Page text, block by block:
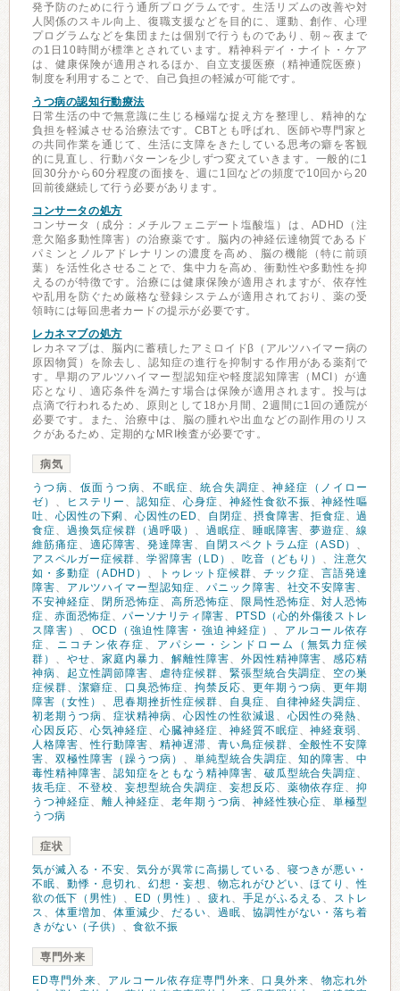
発予防のために行う通所プログラムです。生活リズムの改善や対
人関係のスキル向上、復職支援などを目的に、運動、創作、心理
プログラムなどを集団または個別で行うものであり、朝～夜まで
の1日10時間が標準とされています。精神科デイ・ナイト・ケア
は、健康保険が適用されるほか、自立支援医療（精神通院医療）
制度を利用することで、自己負担の軽減が可能です。
うつ病の認知行動療法
日常生活の中で無意識に生じる極端な捉え方を整理し、精神的な
負担を軽減させる治療法です。CBTとも呼ばれ、医師や専門家と
の共同作業を通じて、生活に支障をきたしている思考の癖を客観
的に見直し、行動パターンを少しずつ変えていきます。一般的に1
回30分から60分程度の面接を、週に1回などの頻度で10回から20
回前後継続して行う必要があります。
コンサータの処方
コンサータ（成分：メチルフェニデート塩酸塩）は、ADHD（注
意欠陥多動性障害）の治療薬です。脳内の神経伝達物質であるド
パミンとノルアドレナリンの濃度を高め、脳の機能（特に前頭
葉）を活性化させることで、集中力を高め、衝動性や多動性を抑
えるのが特徴です。治療には健康保険が適用されますが、依存性
や乱用を防ぐため厳格な登録システムが適用されており、薬の受
領時には毎回患者カードの提示が必要です。
レカネマブの処方
レカネマブは、脳内に蓄積したアミロイドβ（アルツハイマー病の
原因物質）を除去し、認知症の進行を抑制する作用がある薬剤で
す。早期のアルツハイマー型認知症や軽度認知障害（MCI）が適
応となり、適応条件を満たす場合は保険が適用されます。投与は
点滴で行われるため、原則として18か月間、2週間に1回の通院が
必要です。また、治療中は、脳の腫れや出血などの副作用のリス
クがあるため、定期的なMRI検査が必要です。
病気
うつ病、 仮面うつ病、 不眠症、統合失調症 、神経症（ノイロー
ゼ） 、 ヒステリー 、 認知症、 心身症、 神経性食欲不振 、神経性嘔
吐、 心因性の下痢 、 心因性のED、 自閉症、摂食障害、拒食症、過
食症、 過換気症候群（過呼吸） 、 過眠症、 睡眠障害、夢遊症、線
維筋痛症、 適応障害、発達障害、 自閉スペクトラム症（ASD） 、
アスペルガー症候群、学習障害（LD） 、吃音（どもり） 、 注意欠
如・多動症（ADHD） 、 トゥレット症候群、チック症、言語発達
障害、 アルツハイマー型認知症、 パニック障害、 社交不安障害、
不安神経症、 閉所恐怖症、 高所恐怖症、 限局性恐怖症、対人恐怖
症、赤面恐怖症、パーソナリティ障害、
PTSD（心的外傷後ストレ
ス障害） 、 OCD（強迫性障害・強迫神経症） 、 アルコール依存
症 、 ニコチン依存症 、 アパシー・シンドローム（無気力症候
群） 、 やせ、 家庭内暴力 、 解離性障害、 外因性精神障害、感応精
神病、 起立性調節障害、 虐待症候群、 緊張型統合失調症、 空の巣
症候群、 潔癖症、 口臭恐怖症、 拘禁反応、 更年期うつ病、更年期
障害（女性） 、 思春期挫折性症候群、 自臭症、 自律神経失調症、
初老期うつ病、 症状精神病、 心因性の性欲減退 、 心因性の発熱、
心因反応、 心気神経症、 心臓神経症、 神経質不眠症、神経衰弱、
人格障害、性行動障害、 精神遅滞、 青い鳥症候群、 全般性不安障
害、 双極性障害（躁うつ病） 、 単純型統合失調症、知的障害、中
毒性精神障害、 認知症をともなう精神障害、 破瓜型統合失調症、
抜毛症、 不登校、 妄想型統合失調症、 妄想反応、 薬物依存症、抑
うつ神経症、 離人神経症、 老年期うつ病、 神経性狭心症、単極型
うつ病
症状
気が滅入る・不安、 気分が異常に高揚している 、 寝つきが悪い・
不眠、 動悸・息切れ、 幻想・妄想 、 物忘れがひどい、ほてり 、性
欲の低下（男性） 、 ED（男性） 、疲れ、 手足がふるえる 、 ストレ
ス 、 体重増加 、 体重減少、 だるい、 過眠、 協調性がない・落ち着
きがない（子供） 、食欲不振
専門外来
ED専門外来、 アルコール依存症専門外来、 口臭外来、 物忘れ外